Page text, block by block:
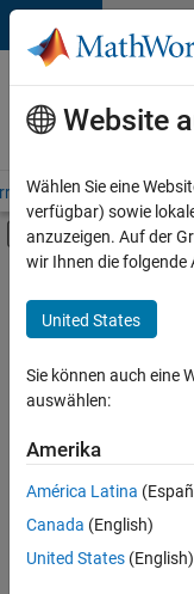
Weiter zum Inhalt
Karriere
bei
MathWorks
– Übersicht
Hauptinhalt
Commercial Sales
Inside Sales
Marketing
Business Model
Legal
+4
Derzeit
es
keine
offenen
Stellen,
Website
Wählen Sie eine
verfügbar) sowie
anzuzeigen. Auf der
wir Ihnen die folgende
United States
Sie können auch eine
auswählen:
Amerika
América Latina
Canada (English)
United States (English)